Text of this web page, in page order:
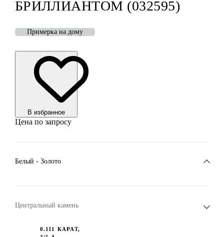
БРИЛЛИАНТОМ (032595)
Примерка на дому
В избранноe
Цена по запросу
Белый - Золото
Центральный камень
0.111 КАРАТ,